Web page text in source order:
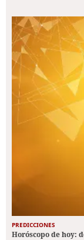
PREDICCIONES
Horóscopo de hoy: